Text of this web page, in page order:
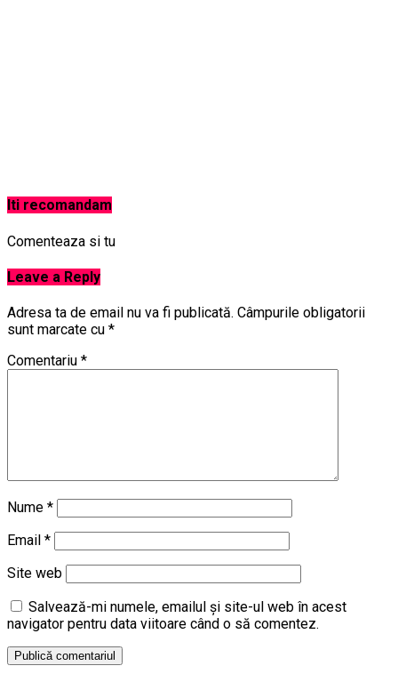
Iti recomandam
Comenteaza si tu
Leave a Reply
Adresa ta de email nu va fi publicată. Câmpurile obligatorii
sunt marcate cu *
Comentariu *
Nume *
Email *
Site web
Salvează-mi numele, emailul și site-ul web în acest
navigator pentru data viitoare când o să comentez.